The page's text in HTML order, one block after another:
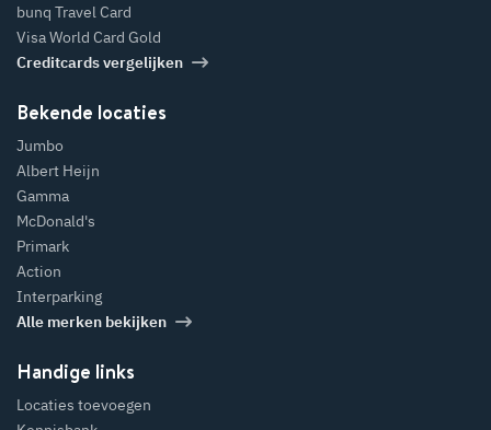
bunq Travel Card
Visa World Card Gold
Creditcards vergelijken
Bekende locaties
Jumbo
Albert Heijn
Gamma
McDonald's
Primark
Action
Interparking
Alle merken bekijken
Handige links
Locaties toevoegen